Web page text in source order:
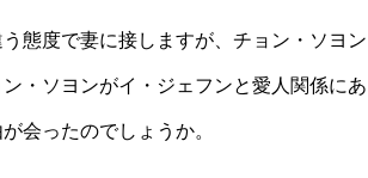
態度で妻に接しますが、チョン・ソヨン
・ソヨンがイ・ジェフンと愛人関係にあ
会ったのでしょうか。